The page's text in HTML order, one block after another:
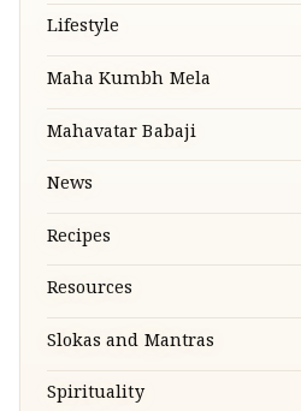
Lifestyle
Maha Kumbh Mela
Mahavatar Babaji
News
Recipes
Resources
Slokas and Mantras
Spirituality